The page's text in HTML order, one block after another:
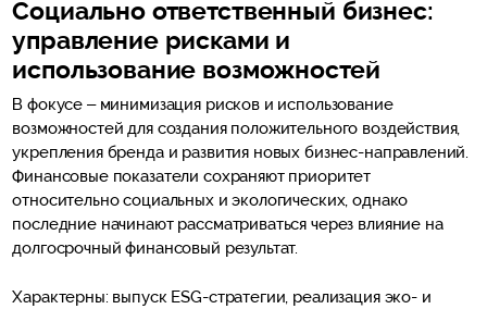
Социально ответственный бизнес:
управление рисками и
использование возможностей
В фокусе – минимизация рисков и использование
возможностей для создания положительного воздействия,
укрепления бренда и развития новых бизнес-направлений.
Финансовые показатели сохраняют приоритет
относительно социальных и экологических, однако
последние начинают рассматриваться через влияние на
долгосрочный финансовый результат.
Характерны: выпуск ESG-стратегии, реализация эко- и